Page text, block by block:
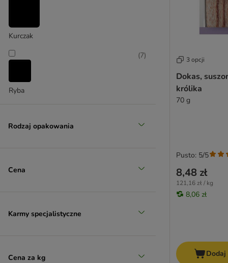
DeliBest
Dentalife
DOGGY Dog
DogMio
Ferplast
George & Bobs
Happy Dog
Josera
Kurczak
Ryba
(7)
Rodzaj opakowania
Cena
Karmy specjalistyczne
Cena za kg
3 opcji
Dokas,
królika
70 g
8,48 zł
121,16 zł / kg
8,06 zł
Pusto: 5/5
Dodaj